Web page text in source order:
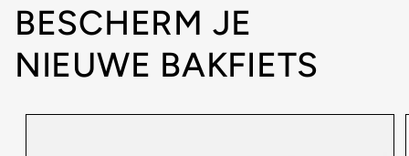
BESCHERM JE
NIEUWE BAKFIETS